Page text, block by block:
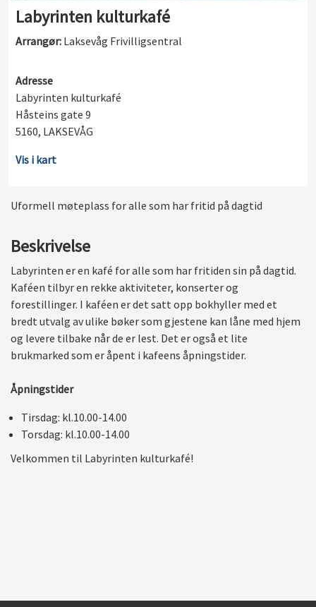
Labyrinten kulturkafé
Arrangør: Laksevåg Frivilligsentral
Adresse
Labyrinten kulturkafé
Håsteins gate 9
5160, LAKSEVÅG
Vis i kart
Uformell møteplass for alle som har fritid på dagtid
Beskrivelse
Labyrinten er en kafé for alle som har fritiden sin på dagtid.
Kaféen tilbyr en rekke aktiviteter, konserter og
forestillinger. I kaféen er det satt opp bokhyller med et
bredt utvalg av ulike bøker som gjestene kan låne med hjem
og levere tilbake når de er lest. Det er også et lite
brukmarked som er åpent i kafeens åpningstider.
Åpningstider
Tirsdag: kl.10.00-14.00
Torsdag: kl.10.00-14.00
Velkommen til Labyrinten kulturkafé!